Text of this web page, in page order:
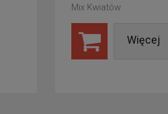
Mix Kwiatów
Więcej